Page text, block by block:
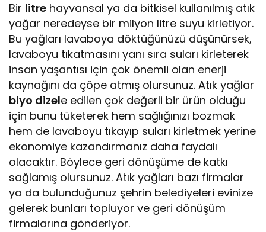
Bir litre hayvansal ya da bitkisel kullanılmış atık
yağar neredeyse bir milyon litre suyu kirletiyor.
Bu yağları lavaboya döktüğünüzü düşünürsek,
lavaboyu tıkatmasını yanı sıra suları kirleterek
insan yaşantısı için çok önemli olan enerji
kaynağını da çöpe atmış olursunuz. Atık yağlar
biyo dizele edilen çok değerli bir ürün olduğu
için bunu tüketerek hem sağlığınızı bozmak
hem de lavaboyu tıkayıp suları kirletmek yerine
ekonomiye kazandırmanız daha faydalı
olacaktır. Böylece geri dönüşüme de katkı
sağlamış olursunuz. Atık yağları bazı firmalar
ya da bulunduğunuz şehrin belediyeleri evinize
gelerek bunları topluyor ve geri dönüşüm
firmalarına gönderiyor.